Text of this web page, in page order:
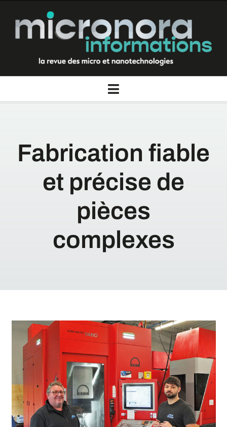
contenu
Toggle
Thèmes
Rubriques
Fabrication fiable
et précise de
pièces
complexes